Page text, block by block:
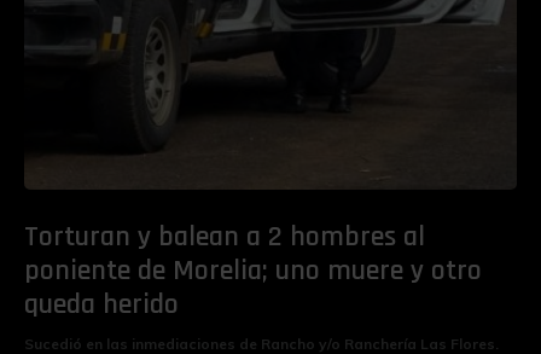
Torturan y balean a 2 hombres al
poniente de Morelia; uno muere y otro
queda herido
Sucedió en las inmediaciones de Rancho y/o Ranchería Las Flores.